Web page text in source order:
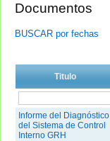
Documentos
BUSCAR por fechas
Titulo
Informe del Diagnóstico
del Sistema de Control
Interno GRH